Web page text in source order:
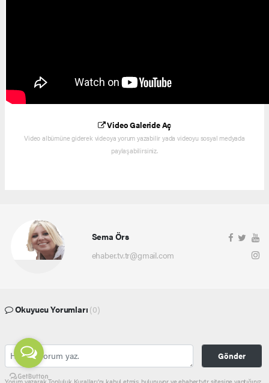
Video Galeride Aç
Video albümüne giderek videoya yorum yazabilir yada videoyu sosyal medyada
paylaşabilirsiniz.
Sema Örs
ehaber.tv.tr@gmail.com
Okuyucu Yorumları (0)
Gönder